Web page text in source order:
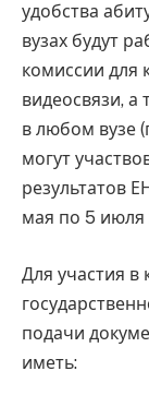
удобства
вузах будут
комиссии для
видеосвязи,
в любом вузе
могут
результатов
мая по 5 июля
Для участия в
подачи
иметь: